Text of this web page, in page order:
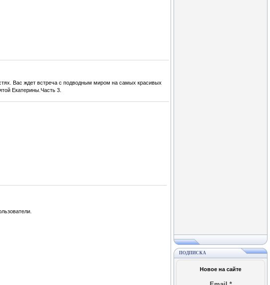
Вас ждет встреча с подводным миром на самых красивых
Екатерины.Часть 3.
ПОДПИСКА
Новое на сайте